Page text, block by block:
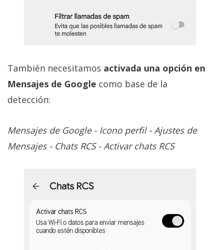
También necesitamos activada una opción en
Mensajes de Google como base de la
detección:
Mensajes de Google - Icono perfil - Ajustes de
Mensajes - Chats RCS - Activar chats RCS